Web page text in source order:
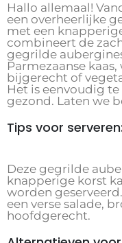
Hallo allemaal!
een overheerlijke
met een
combineert de
gegrilde
Parmezaanse
bijgerecht of
Het is eenvoudig
gezond. Laten we
Tips voor serveren:
Deze gegrilde
knapperige korst
worden
een verse salade,
hoofdgerecht.